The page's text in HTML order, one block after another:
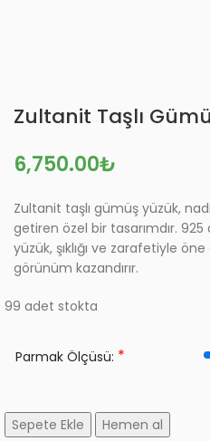
Zultanit Taşlı
6,750.00₺
Zultanit taşlı gümüş yüzük,
getiren özel bir tasarımdır.
yüzük, şıklığı ve zarafetiyle
görünüm kazandırır.
99 adet stokta
Parmak Ölçüsü: *
Sepete Ekle
Hemen al